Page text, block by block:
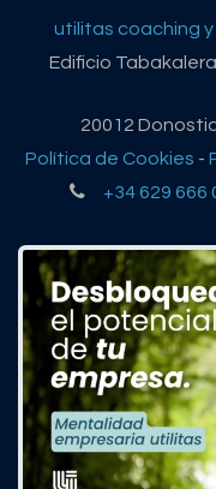
utilitas coaching y
Edificio
20012
Política de Cookies -
+34 629 666